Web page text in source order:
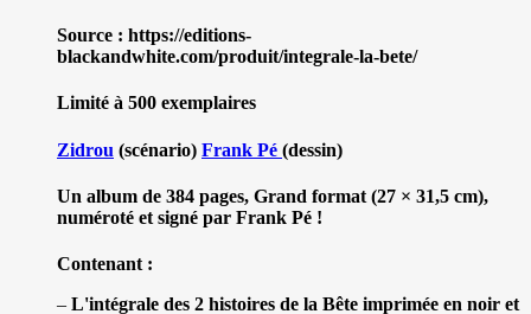
Source : https://editions-
blackandwhite.com/produit/integrale-la-bete/
Limité à 500 exemplaires
Zidrou (scénario) Frank Pé (dessin)
Un album de 384 pages, Grand format (27 × 31,5 cm),
numéroté et signé par Frank Pé !
Contenant :
– L'intégrale des 2 histoires de la Bête imprimée en noir et